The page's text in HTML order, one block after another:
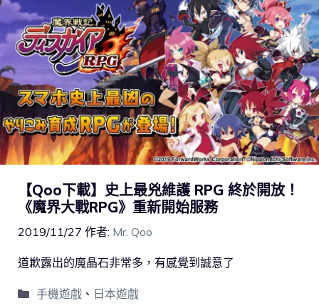
【Qoo下載】史上最兇維護 RPG 終於開放！
《魔界大戰RPG》重新開始服務
2019/11/27 作者: Mr. Qoo
道歉露出的魔晶石非常多，有感覺到誠意了
手機遊戲、 日本遊戲